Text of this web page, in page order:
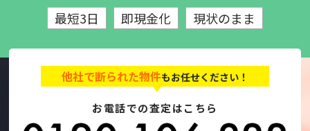
最短3日 即現金化 現状のまま
他社で断られた物件もお任せください！
お電話での査定はこちら